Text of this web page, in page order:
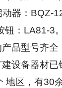
器：BQZ-
：LA81-3。
品型号齐全
设备器材
地区，有30